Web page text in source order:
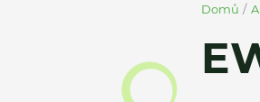
Domů